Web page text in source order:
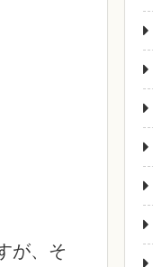
が、そ